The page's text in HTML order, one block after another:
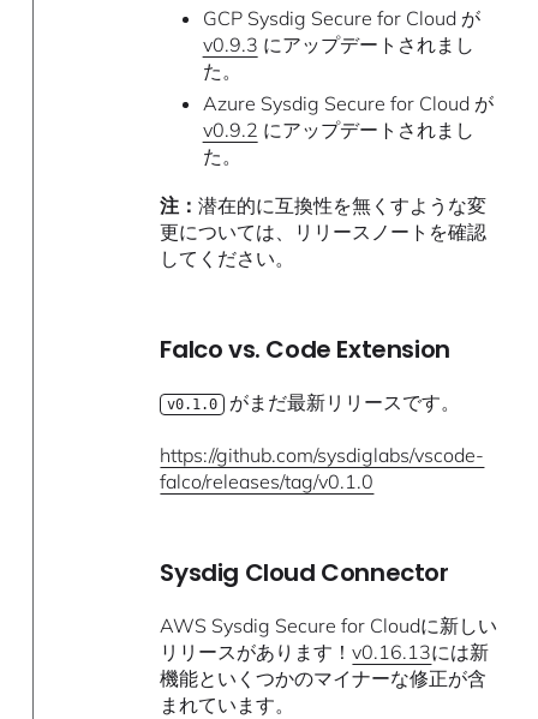
GCP Sysdig Secure for Cloud が
v0.9.3 にアップデートされまし
た。
Azure Sysdig Secure for Cloud が
v0.9.2 にアップデートされまし
た。
注：潜在的に互換性を無くすような変
更については、リリースノートを確認
してください。
Falco vs. Code Extension
v0.1.0 がまだ最新リリースです。
https://github.com/sysdiglabs/vscode-
falco/releases/tag/v0.1.0
Sysdig Cloud Connector
AWS Sysdig Secure for Cloudに新しい
リリースがあります！v0.16.13には新
機能といくつかのマイナーな修正が含
まれています。